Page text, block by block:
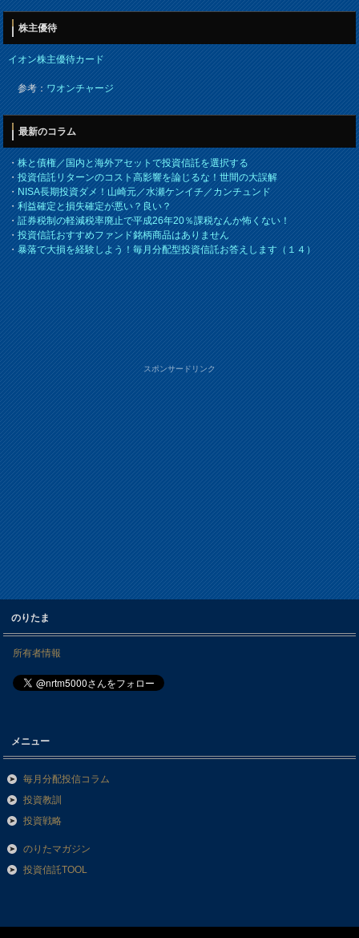
株主優待
イオン株主優待カード
参考：ワオンチャージ
最新のコラム
・株と債権／国内と海外アセットで投資信託を選択する
・投資信託リターンのコスト高影響を論じるな！世間の大誤解
・NISA長期投資ダメ！山崎元／水瀬ケンイチ／カンチュンド
・利益確定と損失確定が悪い？良い？
・証券税制の軽減税率廃止で平成26年20％課税なんか怖くない！
・投資信託おすすめファンド銘柄商品はありません
・暴落で大損を経験しよう！毎月分配型投資信託お答えします（１４）
スポンサードリンク
のりたま
所有者情報
メニュー
毎月分配投信コラム
投資教訓
投資戦略
のりたマガジン
投資信託TOOL